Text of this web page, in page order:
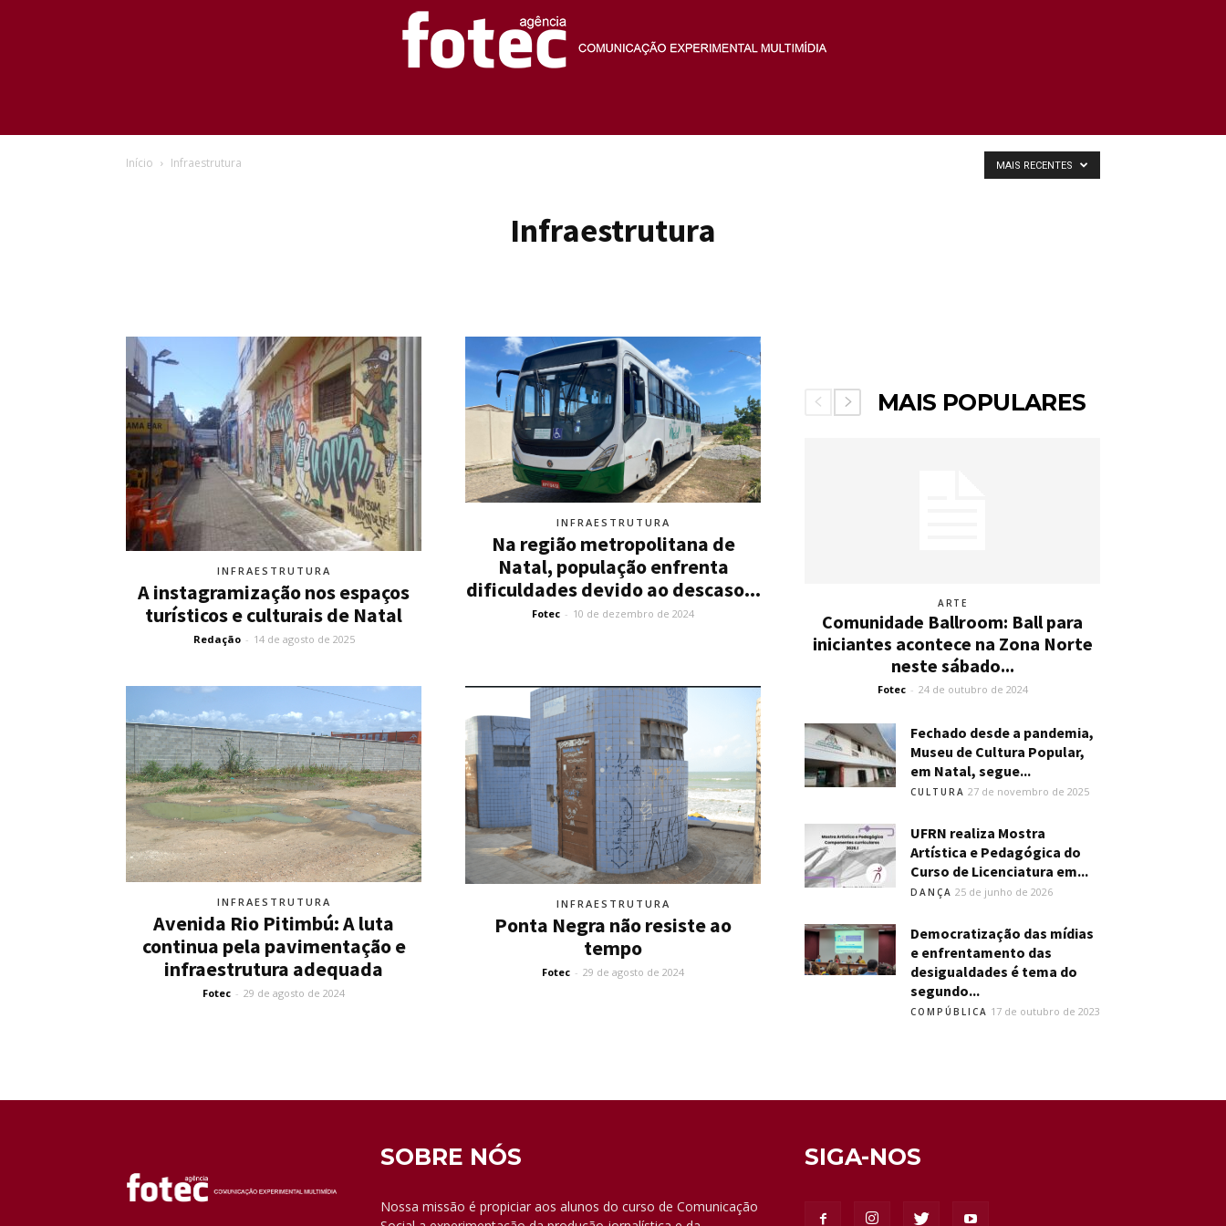
Início Infraestrutura
Infraestrutura
MAIS RECENTES
INFRAESTRUTURA
A instagramização nos espaços
turísticos e culturais de Natal
Redação - 14 de agosto de 2025
INFRAESTRUTURA
Na região metropolitana de
Natal, população enfrenta
dificuldades devido ao descaso...
Fotec - 10 de dezembro de 2024
INFRAESTRUTURA
Avenida Rio Pitimbú: A luta
continua pela pavimentação e
infraestrutura adequada
Fotec - 29 de agosto de 2024
INFRAESTRUTURA
Ponta Negra não resiste ao
tempo
Fotec - 29 de agosto de 2024
MAIS POPULARES
ARTE
Comunidade Ballroom: Ball para
iniciantes acontece na Zona Norte
neste sábado...
Fotec - 24 de outubro de 2024
Fechado desde a pandemia,
Museu de Cultura Popular,
em Natal, segue...
CULTURA 27 de novembro de 2025
UFRN realiza Mostra
Artística e Pedagógica do
Curso de Licenciatura em...
DANÇA 25 de junho de 2026
Democratização das mídias
e enfrentamento das
desigualdades é tema do
segundo...
COMPÚBLICA 17 de outubro de 2023
SOBRE NÓS
Nossa missão é propiciar aos alunos do curso de Comunicação
SIGA-NOS